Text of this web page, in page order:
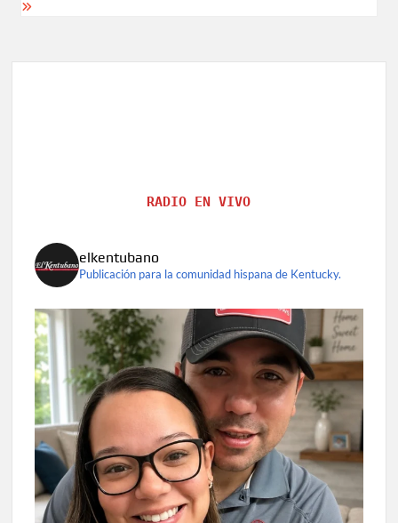
RADIO EN VIVO
elkentubano
Publicación para la comunidad hispana de Kentucky.